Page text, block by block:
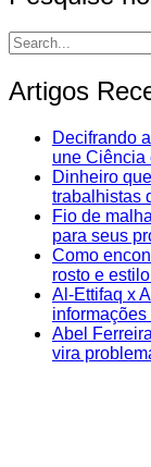
Artigos
Decifrando
une Ciência
Dinheiro
trabalhistas
Fio de
para seus
Como
rosto e
Al-Ettifaq x
Abel
vira